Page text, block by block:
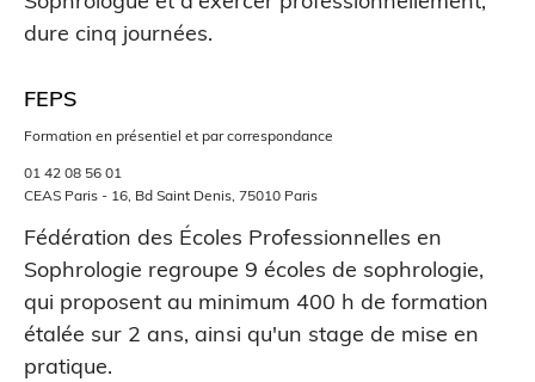
dure cinq journées.
FEPS
Formation en présentiel et par correspondance
01 42 08 56 01
CEAS Paris - 16, Bd Saint Denis, 75010 Paris
Fédération des Écoles Professionnelles en
Sophrologie regroupe 9 écoles de sophrologie,
qui proposent au minimum 400 h de formation
étalée sur 2 ans, ainsi qu'un stage de mise en
pratique.